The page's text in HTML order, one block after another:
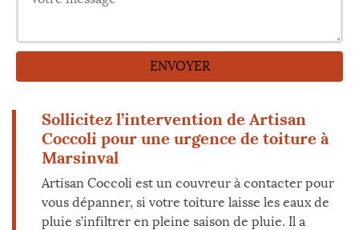
Sollicitez l’intervention de Artisan
Coccoli pour une urgence de toiture à
Marsinval
Artisan Coccoli est un couvreur à contacter pour
vous dépanner, si votre toiture laisse les eaux de
pluie s’infiltrer en pleine saison de pluie. Il a